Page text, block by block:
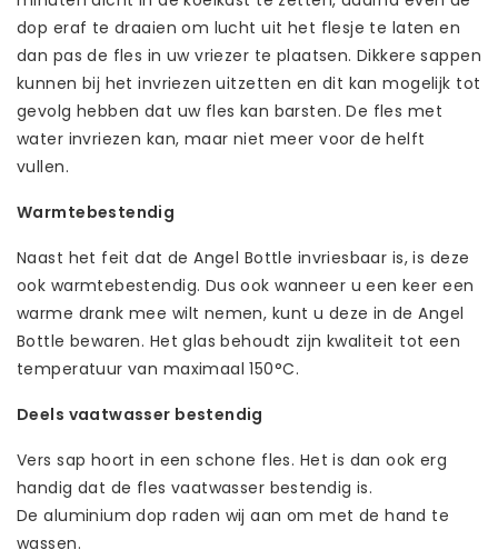
dop eraf te draaien om lucht uit het flesje te laten en
dan pas de fles in uw vriezer te plaatsen. Dikkere sappen
kunnen bij het invriezen uitzetten en dit kan mogelijk tot
gevolg hebben dat uw fles kan barsten. De fles met
water invriezen kan, maar niet meer voor de helft
vullen.
Warmtebestendig
Naast het feit dat de Angel Bottle invriesbaar is, is deze
ook warmtebestendig. Dus ook wanneer u een keer een
warme drank mee wilt nemen, kunt u deze in de Angel
Bottle bewaren. Het glas behoudt zijn kwaliteit tot een
temperatuur van maximaal 150°C.
Deels vaatwasser bestendig
Vers sap hoort in een schone fles. Het is dan ook erg
handig dat de fles vaatwasser bestendig is.
De aluminium dop raden wij aan om met de hand te
wassen.